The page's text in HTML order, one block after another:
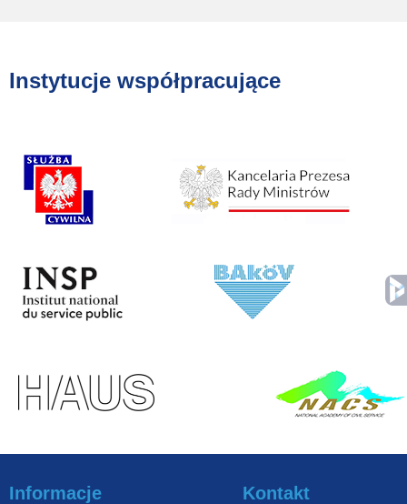
Instytucje współpracujące
Informacje Kontakt